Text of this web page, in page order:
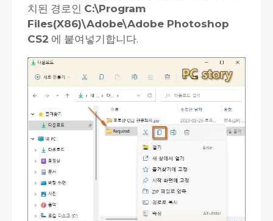
치된 경로인 C:\Program
Files(X86)\Adobe\Adobe Photoshop
CS2 에 붙여넣기합니다.